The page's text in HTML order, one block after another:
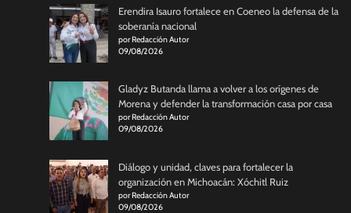
Erendira Isauro fortalece en Coeneo la defensa de la
soberanía nacional
por Redacción Autor
09/08/2026
Gladyz Butanda llama a volver a los orígenes de
Morena y defender la transformación casa por casa
por Redacción Autor
09/08/2026
Diálogo y unidad, claves para fortalecer la
organización en Michoacán: Xóchitl Ruiz
por Redacción Autor
09/08/2026